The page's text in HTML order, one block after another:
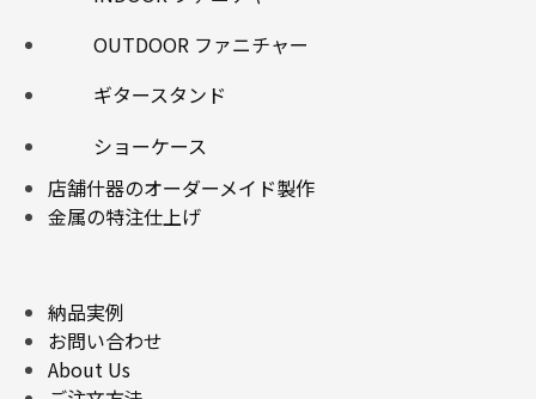
OUTDOOR ファニチャー
ギタースタンド
ショーケース
店舗什器のオーダーメイド製作
金属の特注仕上げ
納品実例
お問い合わせ
About Us